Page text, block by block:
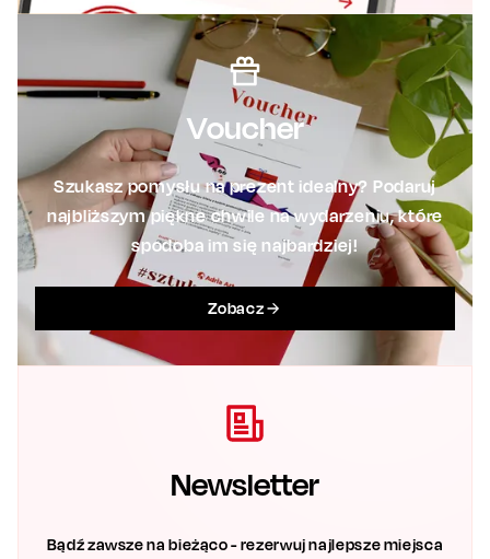
Voucher
Szukasz pomysłu na prezent idealny? Podaruj
najbliższym piękne chwile na wydarzeniu, które
spodoba im się najbardziej!
Zobacz
Newsletter
Bądź zawsze na bieżąco - rezerwuj najlepsze miejsca